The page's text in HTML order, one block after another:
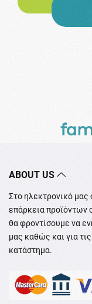
ABOUT US
Στο ηλεκτρονικό μας
επάρκεια προϊόντων
θα φροντίσουμε να
μας καθώς και για
κατάστημα.